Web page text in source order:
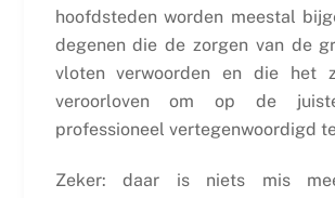
hoofdsteden worden meestal
degenen die de zorgen van de
vloten verwoorden en die het
veroorloven om op de
professioneel vertegenwoordigd
Zeker: daar is niets mis